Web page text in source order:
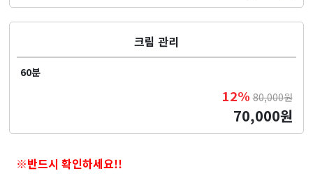
크림 관리
60분
12% 80,000원
70,000원
※반드시 확인하세요!!